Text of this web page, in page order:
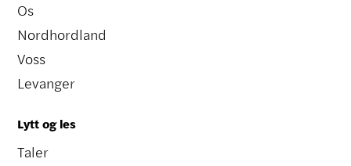
Os
Nordhordland
Voss
Levanger
Lytt og les
Taler